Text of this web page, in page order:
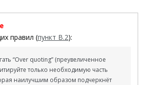
правил (пункт В.2):
“Over quoting” (преувеличенное
только необходимую часть
наилучшим образом подчеркнёт